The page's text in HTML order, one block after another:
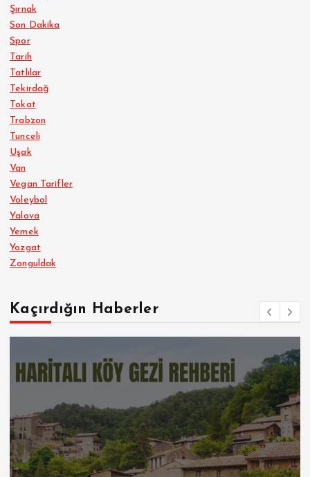
Şırnak
Son Dakika
Spor
Tarih
Tatlılar
Tekirdağ
Tokat
Trabzon
Tunceli
Uşak
Van
Vegan Tarifler
Voleybol
Yalova
Yemek
Yozgat
Zonguldak
Kaçırdığın Haberler